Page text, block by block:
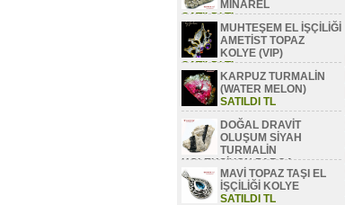
MİNAREL
SATILDI TL
MUHTEŞEM EL İŞÇİLİĞİ
AMETİST TOPAZ
KOLYE (VIP)
SATILDI TL
KARPUZ TURMALİN
(WATER MELON)
SATILDI TL
DOĞAL DRAVİT
OLUŞUM SİYAH
TURMALİN
KOLEKSİYON PARÇA
SATILDI TLMAVİ TOPAZ TAŞI EL
İŞÇİLİĞİ KOLYE
SATILDI TL